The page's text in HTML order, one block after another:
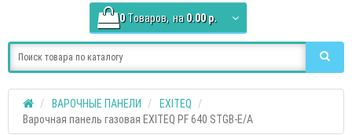
0 Tоваров, на 0.00 р.
ВАРОЧНЫЕ ПАНЕЛИ
EXITEQ
Варочная панель газовая EXITEQ PF 640 STGB-E/A